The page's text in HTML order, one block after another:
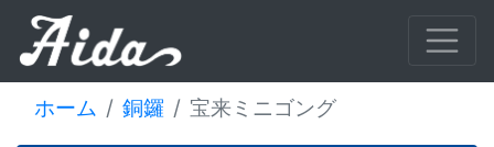
ホーム 銅鑼 宝来ミニゴング